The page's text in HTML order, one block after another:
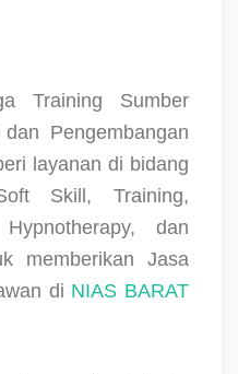
Training Sumber
Pengembangan
layanan di bidang
Skill, Training,
dan
memberikan Jasa
di NIAS BARAT